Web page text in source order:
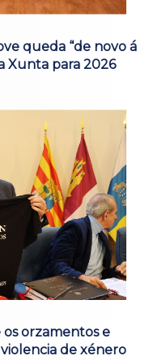
queda “de novo á
Xunta para 2026
orzamentos e
de xénero